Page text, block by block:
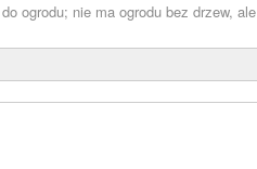
ogrodu; nie ma ogrodu bez drzew, ale